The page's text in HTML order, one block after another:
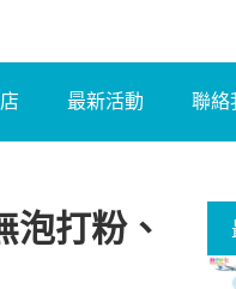
最新活動 聯絡
泡打粉、